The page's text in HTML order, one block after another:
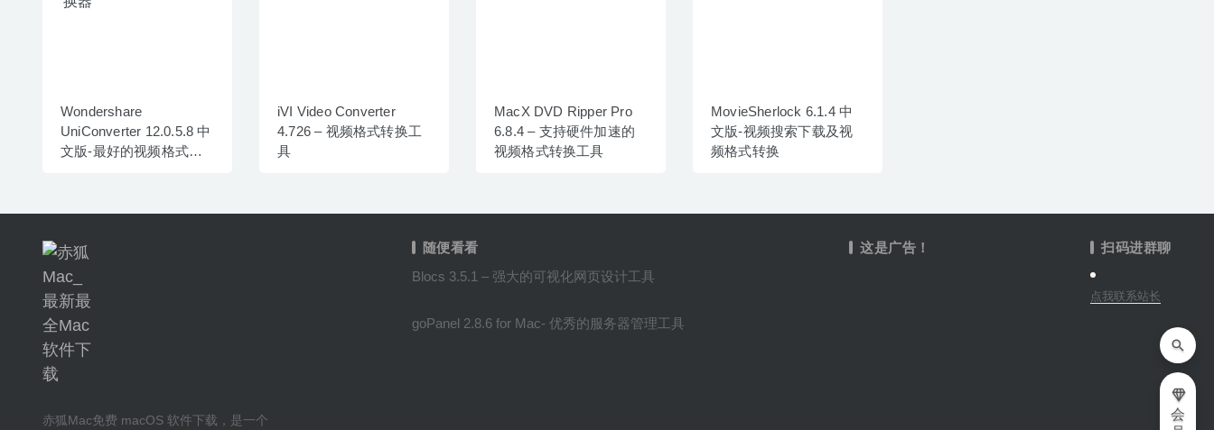
Wondershare
UniConverter 12.0.5.8 中
文版-最好的视频格式转
iVI Video Converter
4.726 – 视频格式转换工
具
MacX DVD Ripper Pro
6.8.4 – 支持硬件加速的
视频格式转换工具
MovieSherlock 6.1.4 中
文版-视频搜索下载及视
频格式转换
赤狐Mac免费 macOS 软件下载 ，是一个
随便看看
Blocs 3.5.1 – 强大的可视化网页设计工具
goPanel 2.8.6 for Mac- 优秀的服务器管理工具
这是广告！ 扫码进群聊
点我联系站长
会